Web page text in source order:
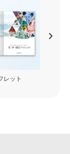
レット